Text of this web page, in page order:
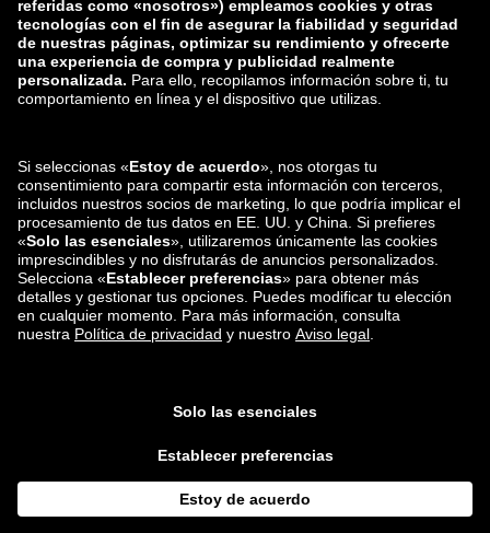
zalando-lounge.lt zalando-lounge.sk
zalando-lounge.ro zalando-lounge.hr
zalando-lounge.lu zalando-lounge.ee
zalando-lounge.lv zalando-lounge.no
También nos
encuentras en
*En comparación con elprecio de venta recomendado